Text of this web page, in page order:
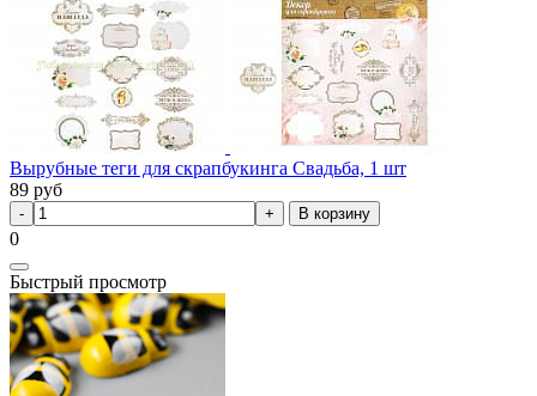
Вырубные теги для скрапбукинга Свадьба, 1 шт
89 руб
В корзину
0
Быстрый просмотр